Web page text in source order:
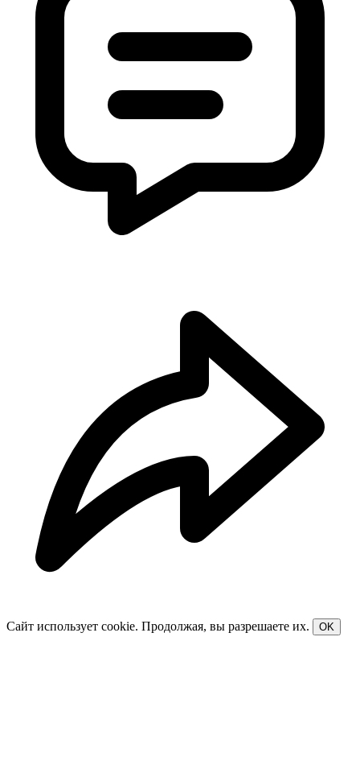
Сайт использует cookie. Продолжая, вы разрешаете их. OK